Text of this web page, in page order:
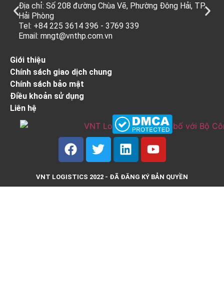
Địa chỉ: Số 208 đường Chùa Vẽ, Phường Đông Hải, TP.
Hải Phòng
Tel: +84 225 3614 396 - 3769 339
Email: mngt@vnthp.com.vn
Giới thiệu
Chính sách giao dịch chung
Chính sách bảo mật
Điều khoản sử dụng
Liên hệ
VNT LOGISTICS 2022 - ĐÃ ĐĂNG KÝ BẢN QUYỀN